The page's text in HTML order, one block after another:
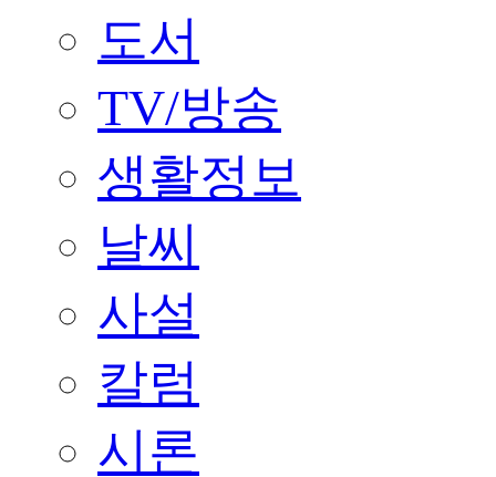
도서
TV/방송
생활정보
날씨
사설
칼럼
시론